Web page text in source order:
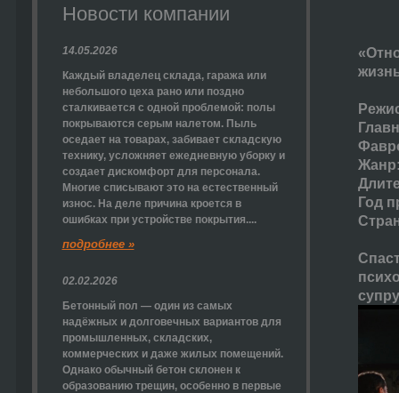
Год
Новости компании
14.05.2026
Каждый владелец склада, гаража или
небольшого цеха рано или поздно
сталкивается с одной проблемой: полы
покрываются серым налетом. Пыль
оседает на товарах, забивает складскую
технику, усложняет ежедневную уборку и
создает дискомфорт для персонала.
Многие списывают это на естественный
износ. На деле причина кроется в
ошибках при устройстве покрытия....
подробнее »
02.02.2026
Бетонный пол — один из самых
надёжных и долговечных вариантов для
промышленных, складских,
коммерческих и даже жилых помещений.
Однако обычный бетон склонен к
образованию трещин, особенно в первые